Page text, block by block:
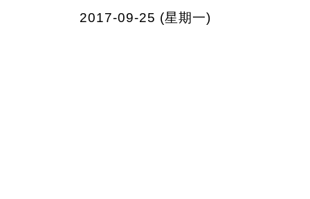
2017-09-25 (星期一)